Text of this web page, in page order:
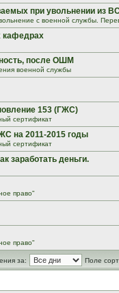
при увольнении из
с военной службы.
кафедрах
после ОШМ
военной службы
153 (ГЖС)
сертификат
на 2011-2015 годы
сертификат
заработать деньги.
право"
право"
за:
Поле